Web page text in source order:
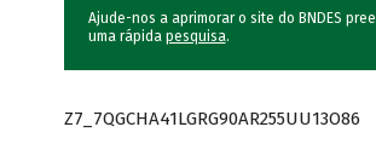
Ajude-nos a aprimorar o site do BNDES
uma rápida pesquisa.
Z7_7QGCHA41LGRG90AR255UU13O86